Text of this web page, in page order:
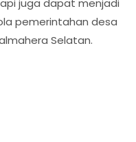
juga dapat menjadi
pemerintahan desa
Selatan.